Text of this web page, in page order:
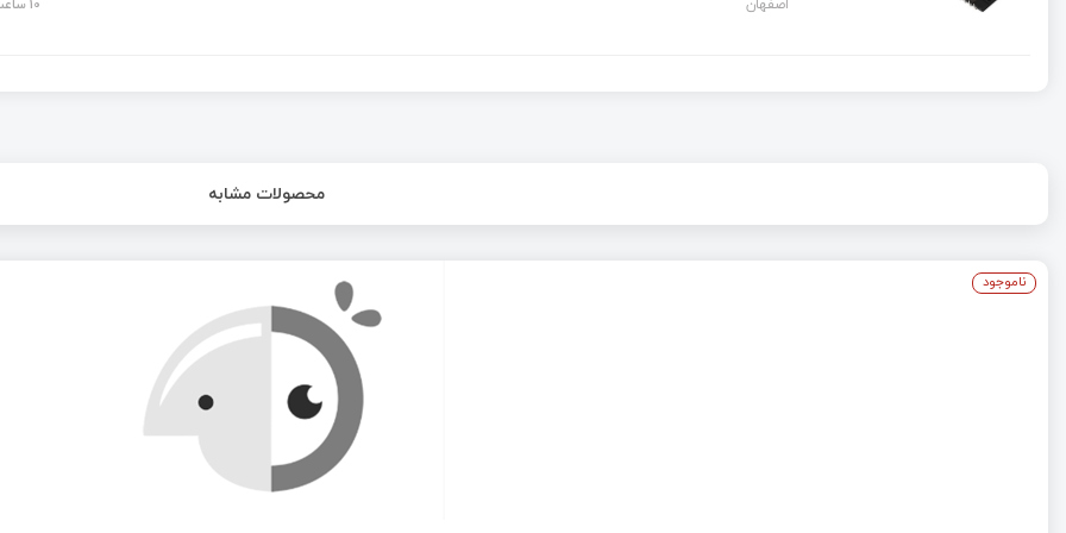
محصولات مشابه
ناموجود